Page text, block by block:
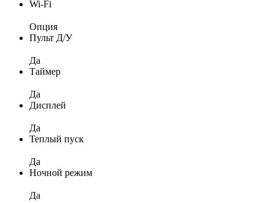
Wi-Fi
Опция
Пульт Д/У
Да
Таймер
Да
Дисплей
Да
Теплый пуск
Да
Ночной режим
Да